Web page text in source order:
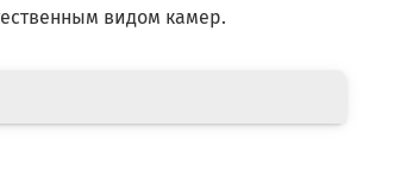
видом камер.